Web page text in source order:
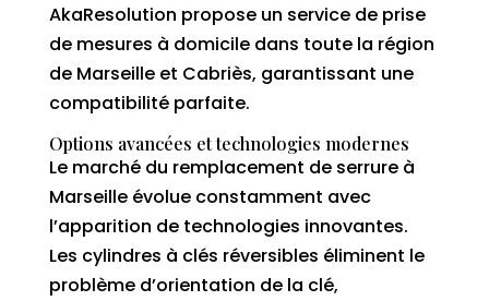
AkaResolution propose un service de prise
de mesures à domicile dans toute la région
de Marseille et Cabriès, garantissant une
compatibilité parfaite.
Options avancées et technologies modernes
Le marché du remplacement de serrure à
Marseille évolue constamment avec
l’apparition de technologies innovantes.
Les cylindres à clés réversibles éliminent le
problème d’orientation de la clé,